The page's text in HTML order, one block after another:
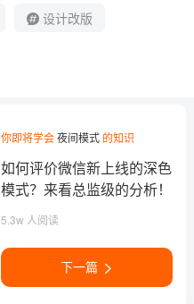
设计改版
你即将学会夜间模式 的知识
如何评价微信新上线的深色
模式？来看总监级的分析！
5.3w 人阅读
下一篇